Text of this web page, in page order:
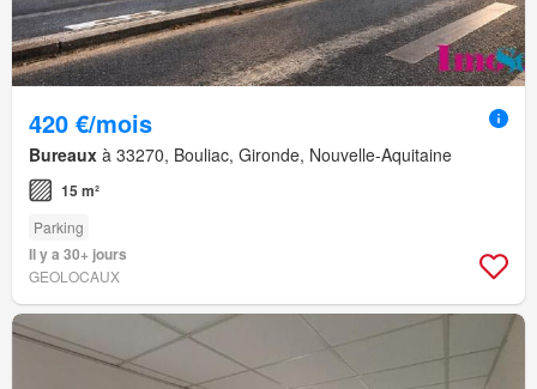
420 €/mois
Bureaux à 33270, Bouliac, Gironde, Nouvelle-Aquitaine
15 m²
Parking
Il y a 30+ jours
GEOLOCAUX